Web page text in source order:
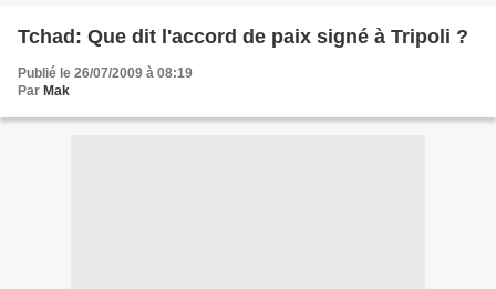
Tchad: Que dit l'accord de paix signé à Tripoli ?
Publié le 26/07/2009 à 08:19
Par Mak